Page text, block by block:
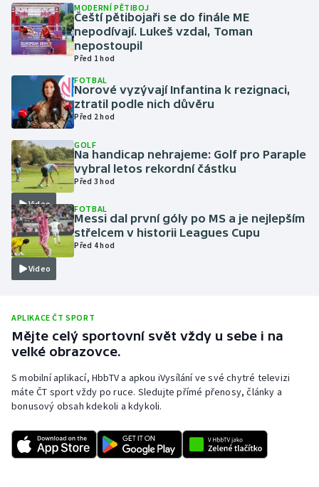
Lezení
Lyže a snowboard
Moderní pětiboj
Motorsport
Olympijské hry
Parasport
Plavání
Plážový volejbal
Rychlobruslení
Short track
Sportovní střelba
MODERNÍ PĚTIBOJ
Čeští pětibojaři se do finále ME
nepodívají. Lukeš vzdal, Toman
nepostoupil
Před 1 hod
FOTBAL
Norové vyzývají Infantina k rezignaci,
ztratil podle nich důvěru
Před 2 hod
Video
GOLF
Na handicap nehrajeme: Golf pro Paraple
vybral letos rekordní částku
Před 3 hod
Video
FOTBAL
Messi dal první góly po MS a je nejlepším
střelcem v historii Leagues Cupu
Před 4 hod
APLIKACE ČT SPORT
Mějte celý sportovní svět vždy u sebe i na
velké obrazovce.
S mobilní aplikací, HbbTV a apkou iVysílání ve své chytré televizi
máte ČT sport vždy po ruce. Sledujte přímé přenosy, články a
bonusový obsah kdekoli a kdykoli.